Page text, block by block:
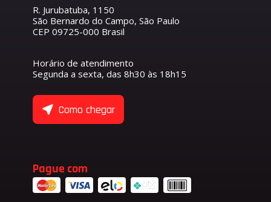
R. Jurubatuba, 1150
São Bernardo do Campo, São Paulo
CEP 09725-000 Brasil
Horário de atendimento
Segunda a sexta, das 8h30 às 18h15
Como chegar
Pague com